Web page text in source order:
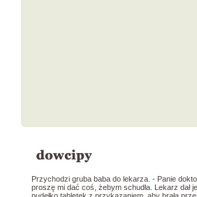
Przychodzi gruba baba do lekarza. - Panie
proszę mi dać coś, żebym schudła. Lekarz dał